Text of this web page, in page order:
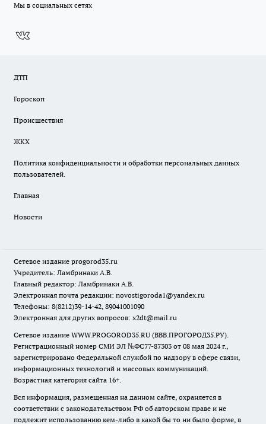
Мы в социальных сетях
ДТП
Гороскоп
Происшествия
ЖКХ
Политика конфиденциальности и обработки персональных данных
пользователей.
Главная
Новости
Сетевое издание progorod35.ru
Учредитель: Ламбринаки А.В.
Главный редактор: Ламбринаки А.В.
Электронная почта редакции: novostigoroda1@yandex.ru
Телефоны: 8(8212)39-14-42, 89041001090
Электронная для других вопросов: x2dt@mail.ru
Сетевое издание WWW.PROGOROD35.RU (ВВВ.ПРОГОРОД35.РУ).
Регистрационный номер СМИ ЭЛ №ФС77-87303 от 08 мая 2024 г.,
зарегистрировано Федеральной службой по надзору в сфере связи,
информационных технологий и массовых коммуникаций.
Возрастная категория сайта 16+.
Вся информация, размещенная на данном сайте, охраняется в
соответствии с законодательством РФ об авторском праве и не
подлежит использованию кем-либо в какой бы то ни было форме, в